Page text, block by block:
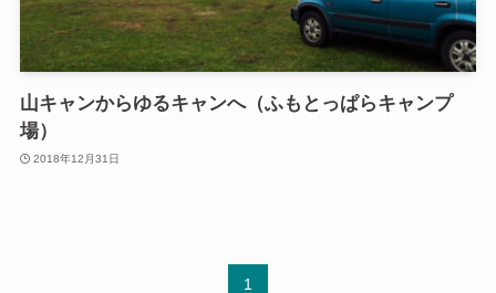
山キャンからゆるキャンへ（ふもとっぱらキャンプ
場）
2018年12月31日
1